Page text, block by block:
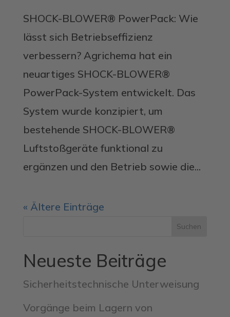
SHOCK-BLOWER® PowerPack: Wie
lässt sich Betriebseffizienz
verbessern? Agrichema hat ein
neuartiges SHOCK-BLOWER®
PowerPack-System entwickelt. Das
System wurde konzipiert, um
bestehende SHOCK-BLOWER®
Luftstoßgeräte funktional zu
ergänzen und den Betrieb sowie die...
« Ältere Einträge
Suchen
Neueste Beiträge
Sicherheitstechnische Unterweisung
Vorgänge beim Lagern von